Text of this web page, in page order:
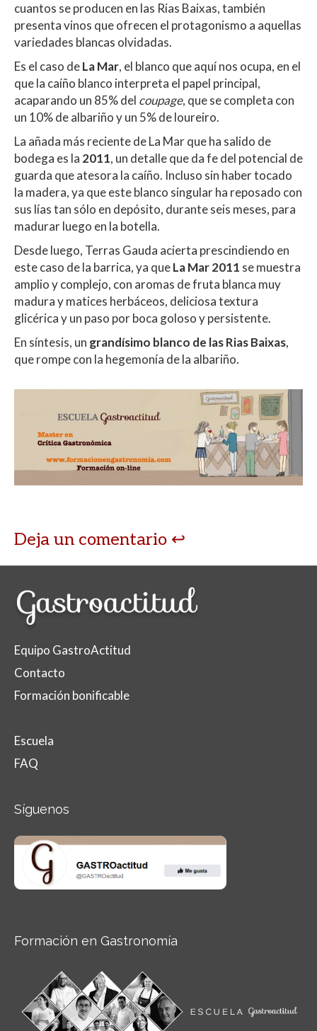
cuantos se producen en las Rias Baixas, también
presenta vinos que ofrecen el protagonismo a aquellas
variedades blancas olvidadas.
Es el caso deLa Mar, el blanco que aquí nos ocupa, en el
que la caíño blanco interpreta el papel principal,
acaparando un 85% del coupage, que se completa con
un 10% de albariño y un 5% de loureiro.
La añada más reciente de La Mar que ha salido de
bodega es la 2011, un detalle que da fe del potencial de
guarda que atesora la caíño. Incluso sin haber tocado
la madera, ya que este blanco singular ha reposado con
sus lías tan sólo en depósito, durante seis meses, para
madurar luego en la botella.
Desde luego, Terras Gauda acierta prescindiendo en
este caso de la barrica, ya queLa Mar 2011 se muestra
amplio y complejo, con aromas de fruta blanca muy
madura y matices herbáceos, deliciosa textura
glicérica y un paso por boca goloso y persistente.
En síntesis, un grandísimo blanco de las Rias Baixas,
que rompe con la hegemonía de la albariño.
Deja un comentario
Equipo GastroActitud
Contacto
Formación bonificable
Escuela
FAQ
Síguenos
Formación en Gastronomía